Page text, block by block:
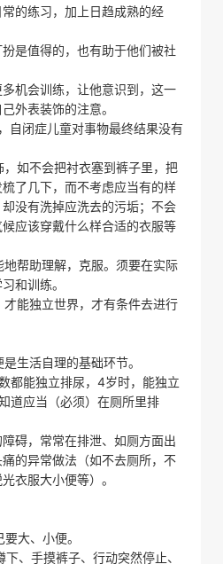
的练习，加上日趋成熟的经
是值得的，也有助于他们被社
机会训练，让他意识到，这一
外表装饰的注意。
自闭症儿童对事物最终结果没有
如不会把衬衣塞到裤子里，把
了几下，而不考虑应当有的样
没有洗掉应洗去的污垢；不会
应该穿戴什么样合适的衣服等
帮助理解，克服。须要在实际
和训练。
能独立世界，才有条件去进行
生活自理的基础环节。
都能独立排尿，4岁时，能独立
道应当（必须）在厕所里排
碍，常常在排泄、如厕方面出
的异常做法（如不去厕所，不
衣服大小便等）。
大、小便。
、手摸裤子、行动突然停止、